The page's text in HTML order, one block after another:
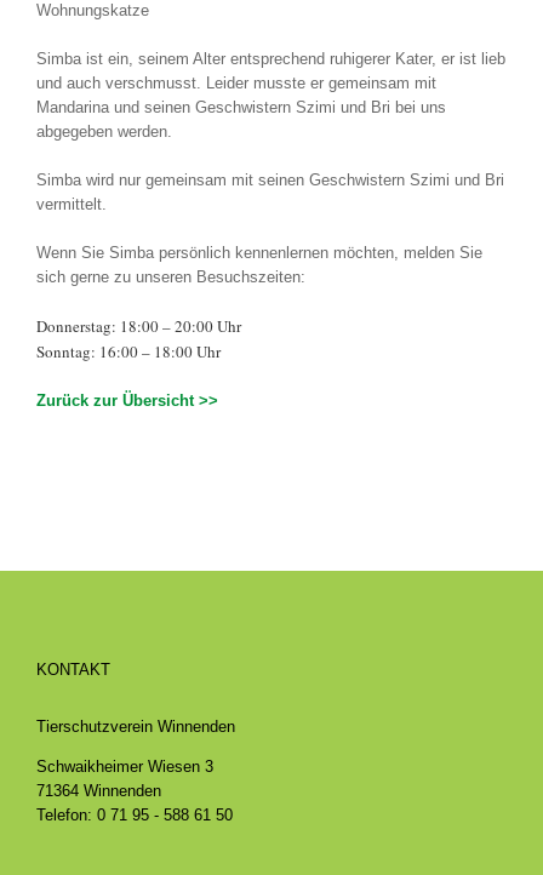
Wohnungskatze
Simba ist ein, seinem Alter entsprechend ruhigerer Kater, er ist lieb
und auch verschmusst. Leider musste er gemeinsam mit
Mandarina und seinen Geschwistern Szimi und Bri bei uns
abgegeben werden.
Simba wird nur gemeinsam mit seinen Geschwistern Szimi und Bri
vermittelt.
Wenn Sie Simba persönlich kennenlernen möchten, melden Sie
sich gerne zu unseren Besuchszeiten:
Donnerstag: 18:00 – 20:00 Uhr
Sonntag: 16:00 – 18:00 Uhr
Zurück zur Übersicht >>
KONTAKT
Tierschutzverein Winnenden
Schwaikheimer Wiesen 3
71364 Winnenden
Telefon: 0 71 95 - 588 61 50